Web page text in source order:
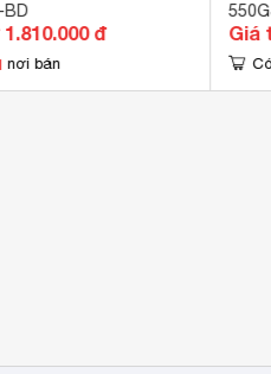
không gian nhà, văn
BD
đ
nơi bán
Giá